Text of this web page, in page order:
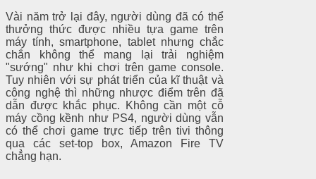
Vài năm trở lại đây, người dùng đã có thể
thưởng thức được nhiều tựa game trên
máy tính, smartphone, tablet nhưng chắc
chắn không thể mang lại trải nghiệm
"sướng" như khi chơi trên game console.
Tuy nhiên với sự phát triển của kĩ thuật và
công nghệ thì những nhược điểm trên đã
dẫn được khắc phục. Không cần một cỗ
máy cồng kềnh như PS4, người dùng vẫn
có thể chơi game trực tiếp trên tivi thông
qua các set-top box, Amazon Fire TV
chẳng hạn.